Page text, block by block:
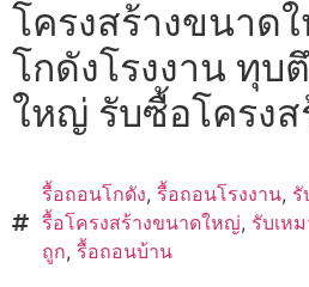
โครงสร้างขนาด
โกดังโรงงาน ทุบ
ใหญ่ รับซื้อโครงส
รื้อถอนโกดัง, รื้อถอนโรงงาน, รั
รื้อโครงสร้างขนาดใหญ่, รับเห
ถูก, รื้อถอนบ้าน